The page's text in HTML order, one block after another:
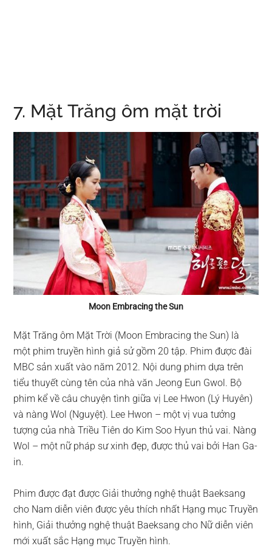
7. Mặt Trăng ôm mặt trời
Moon Embracing the Sun
Mặt Trăng ôm Mặt Trời (Moon Embracing the Sun) là
một phim truyền hình giả sử gồm 20 tập. Phim được đài
MBC sản xuất vào năm 2012. Nội dung phim dựa trên
tiểu thuyết cùng tên của nhà văn Jeong Eun Gwol. Bộ
phim kể về câu chuyện tình giữa vị Lee Hwon (Lý Huyên)
và nàng Wol (Nguyệt). Lee Hwon – một vị vua tưởng
tượng của nhà Triều Tiên do Kim Soo Hyun thủ vai. Nàng
Wol – một nữ pháp sư xinh đẹp, được thủ vai bởi Han Ga-
in.
Phim được đạt được Giải thưởng nghệ thuật Baeksang
cho Nam diễn viên được yêu thích nhất Hạng mục Truyền
hình, Giải thưởng nghệ thuật Baeksang cho Nữ diễn viên
mới xuất sắc Hạng mục Truyền hình.